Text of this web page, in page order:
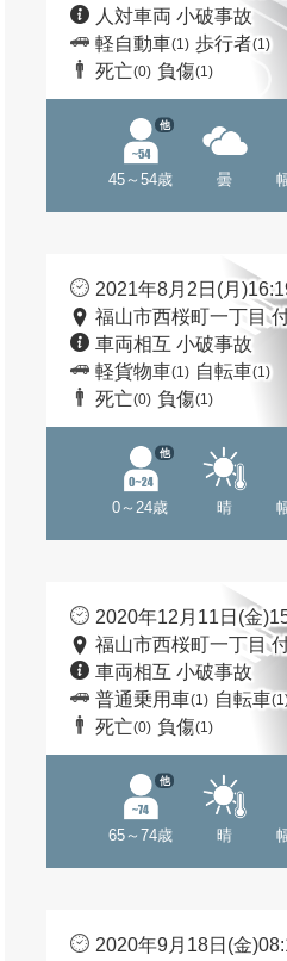
人対車両 小破事故
軽自動車(1) 歩行者(1)
死亡(0) 負傷(1)
45～54歳
他
曇
2021年8月2日(月
福山市西桜町一丁目
車両相互 小破事故
軽貨物車(1) 自転車(1)
死亡(0) 負傷(1)
0～24歳
他
晴
2020年12月11日(金
福山市西桜町一丁目
車両相互 小破事故
普通乗用車(1) 自転車
死亡(0) 負傷(1)
65～74歳
他
晴
2020年9月18日(金